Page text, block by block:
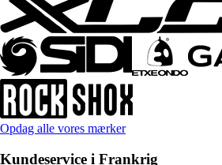
Opdag alle vores mærker
Kundeservice i Frankrig